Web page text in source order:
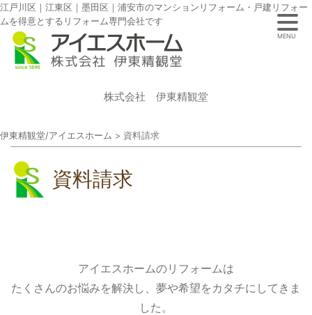
江戸川区｜江東区｜墨田区｜浦安市のマンションリフォーム・戸建リフォー
ムを得意とするリフォーム専門会社です
株式会社 伊東精観堂
伊東精観堂/アイエスホーム > 資料請求
資料請求
アイエスホームのリフォームは
たくさんのお悩みを解決し、夢や希望をカタチにしてきま
した。
MENU